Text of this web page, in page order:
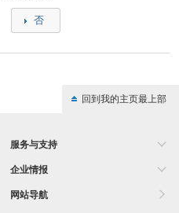
否
回到我的主页最上部
服务与支持
企业情报
网站导航